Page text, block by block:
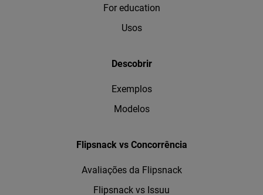
For education
Usos
Descobrir
Exemplos
Modelos
Flipsnack vs Concorrência
Avaliações da Flipsnack
Flipsnack vs Issuu